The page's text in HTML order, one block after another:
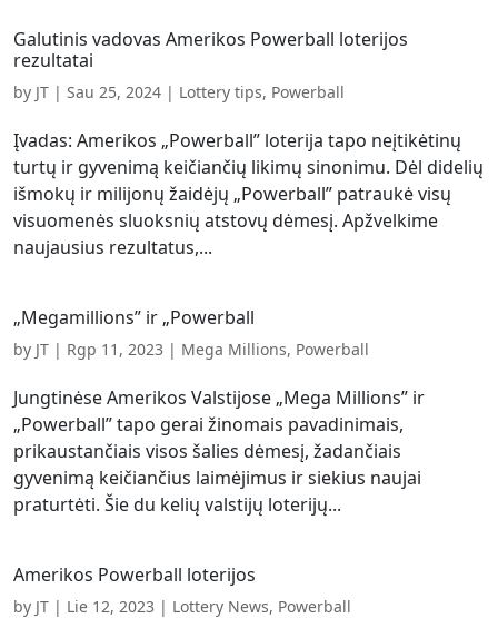
Galutinis vadovas Amerikos Powerball loterijos
rezultatai
by JT | Sau 25, 2024 | Lottery tips, Powerball
Įvadas: Amerikos „Powerball” loterija tapo neįtikėtinų
turtų ir gyvenimą keičiančių likimų sinonimu. Dėl didelių
išmokų ir milijonų žaidėjų „Powerball” patraukė visų
visuomenės sluoksnių atstovų dėmesį. Apžvelkime
naujausius rezultatus,...
„Megamillions” ir „Powerball
by JT | Rgp 11, 2023 | Mega Millions, Powerball
Jungtinėse Amerikos Valstijose „Mega Millions” ir
„Powerball” tapo gerai žinomais pavadinimais,
prikaustančiais visos šalies dėmesį, žadančiais
gyvenimą keičiančius laimėjimus ir siekius naujai
praturtėti. Šie du kelių valstijų loterijų...
Amerikos Powerball loterijos
by JT | Lie 12, 2023 | Lottery News, Powerball